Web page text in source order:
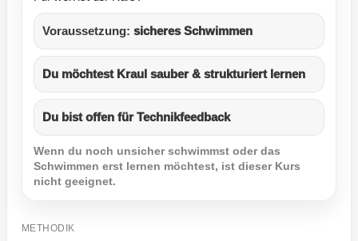
Voraussetzung: sicheres Schwimmen
Du möchtest Kraul sauber & strukturiert lernen
Du bist offen für Technikfeedback
Wenn du noch unsicher schwimmst oder das
Schwimmen erst lernen möchtest, ist dieser Kurs
nicht geeignet.
METHODIK